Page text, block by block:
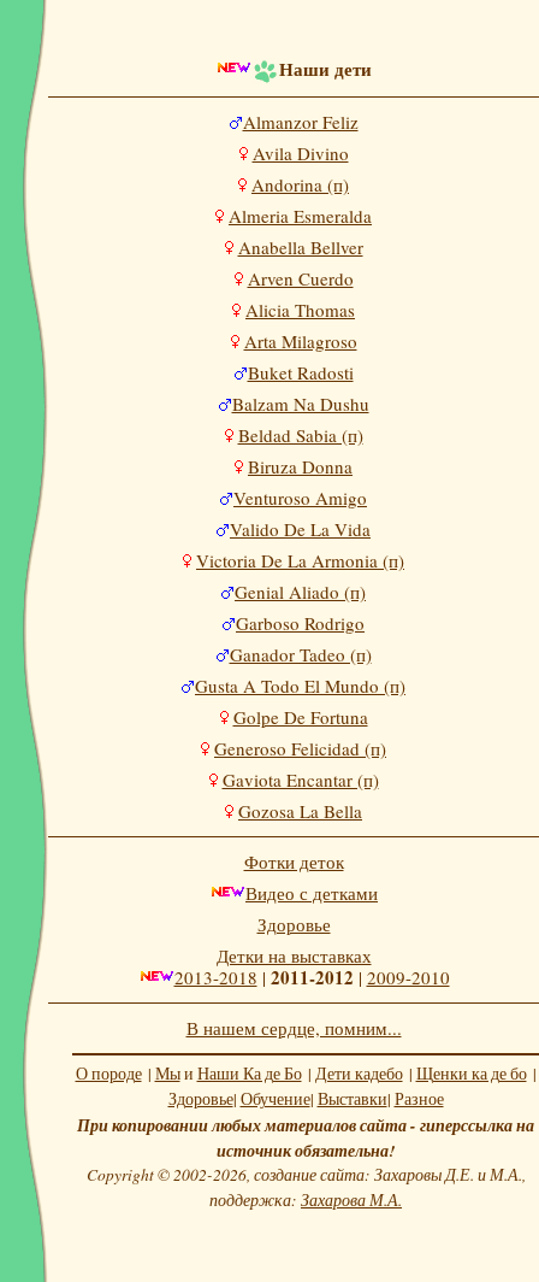
Наши дети
Almanzor Feliz
Avila Divino
Andorina (п)
Almeria Esmeralda
Anabella Bellver
Arven Cuerdo
Alicia Thomas
Arta Milagroso
Buket Radosti
Balzam Na Dushu
Beldad Sabia (п)
Biruza Donna
Venturoso Amigo
Valido De La Vida
Victoria De La Armonia (п)
Genial Aliado (п)
Garboso Rodrigo
Ganador Tadeo (п)
Gusta A Todo El Mundo (п)
Golpe De Fortuna
Generoso Felicidad (п)
Gaviota Encantar (п)
Gozosa La Bella
Фотки деток
Видео с детками
Здоровье
Детки на выставках
2013-2018 | 2011-2012 | 2009-2010
В нашем сердце, помним...
О породе| Мыи Наши Ка де Бо| Дети кадебо| Щенки ка де бо|
Здоровье| Обучение| Выставки| Разное
При копировании любых материалов сайта - гиперссылка на
источник обязательна!
Copyright © 2002-2026, создание сайта: Захаровы Д.Е. и М.А.,
поддержка: Захарова М.А.